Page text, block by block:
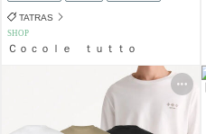
TATRAS
SHOP
Ｃｏｃｏｌｅ ｔｕｔｔｏ